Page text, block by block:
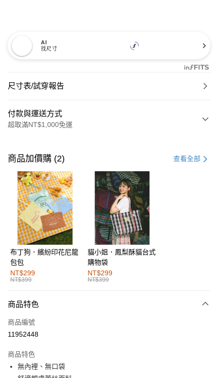
AI
找尺寸
尺寸表/試穿報告
付款與運送方式
超取滿NT$1,000免運
信用卡一次付款
購物金
超商取貨付款
LINE Pay
街口支付
運送方式
全家取貨付款
每筆NT$60，滿NT$1,000(含以上)免運費
付款後全家取貨
萊爾富取貨付款
付款後萊爾富取貨
每筆NT$60，滿NT$1,000(含以上)免運費
商品加價購 (2) 查看全部
布丁狗．繽紛印花尼龍
包包
NT$299
NT$399
貓小姐．鳳梨酥貓台式
購物袋
NT$299
NT$399
商品特色
商品編號
11952448
商品特色
無內裡、無口袋